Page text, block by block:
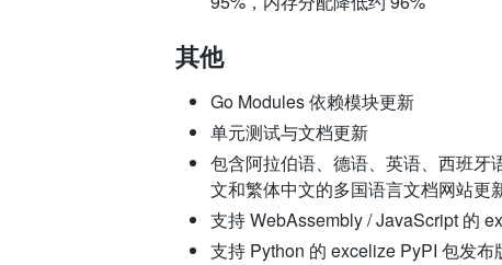
其他
Go Modules 依赖模块更新
单元测试与文档更新
包含阿拉伯语、德语、英语、西班牙
文和繁体中文的多国语言文档网站更
支持 WebAssembly / JavaScript 的
支持 Python 的 excelize PyPI 包发布